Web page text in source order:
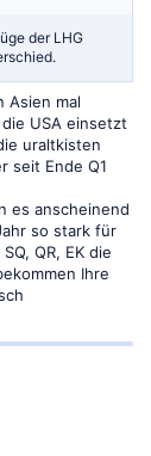
der LHG
Asien mal
USA einsetzt
uraltkisten
seit Ende Q1
es anscheinend
so stark für
QR, EK die
Ihre